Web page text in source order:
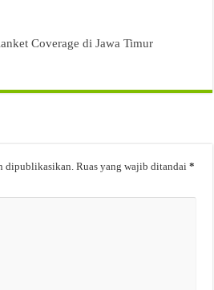
Coverage di Jawa Timur
dipublikasikan. Ruas yang wajib ditandai*